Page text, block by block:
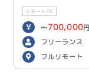
リモートOK
〜700,000
フリーランス
フルリモート